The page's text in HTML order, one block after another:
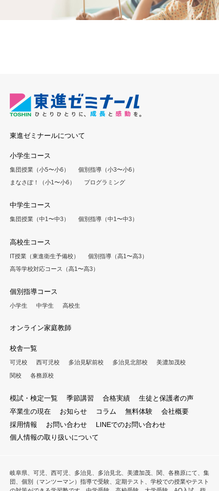
東進ゼミナールについて
小学生コース
集団授業（小5〜小6）
個別指導（小3〜小6）
まなさぽ！（小1〜小6）
プログラミング
中学生コース
集団授業（中1〜中3） 個別指導（中1〜中3）
高校生コース
IT授業（東進衛生予備校）
個別指導（高1〜高3）
高等学校対応コース（高1〜高3）
個別指導コース
小学生 中学生 高校生
オンライン家庭教師
校舎一覧
可児校 西可児校 多治見駅前校 多治見北部校
美濃加茂校
関校
各務原校
模試・検定一覧 季節講習 合格実績
生徒と保護者の声
卒業生の現在
お知らせ コラム 無料体験
会社概要
採用情報
お問い合わせ
LINEでのお問い合わせ
個人情報の取り扱いについて
岐阜県、可児、西可児、多治見、多治見北、美濃加茂、関、各務原にて、集
団、個別（マンツーマン）指導で受験、定期テスト、学校での授業やテスト